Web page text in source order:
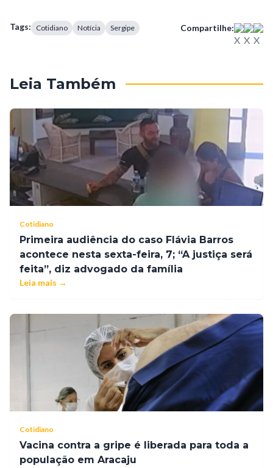
Tags: Cotidiano Notícia Sergipe Compartilhe:
Leia Também
Cotidiano
Primeira audiência do caso Flávia Barros
acontece nesta sexta-feira, 7; “A justiça será
feita”, diz advogado da família
Leia mais →
Cotidiano
Vacina contra a gripe é liberada para toda a
população em Aracaju